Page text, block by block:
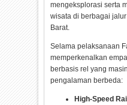
mengeksplorasi serta
wisata di berbagai
Barat.
Selama pelaksanaan
memperkenalkan
berbasis rel yang
pengalaman berbeda:
High-Speed